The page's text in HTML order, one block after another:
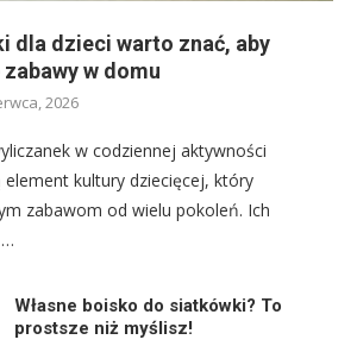
dla dzieci warto znać, aby
w domu
2026
w codziennej aktywności
element kultury dziecięcej, który
zabawom od wielu pokoleń. Ich
Własne boisko do siatkówki? To
prostsze niż myślisz!